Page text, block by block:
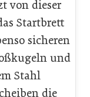
von dieser
Startbrett
sicheren
und
Stahl
die